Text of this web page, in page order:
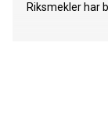
Riksmekler har